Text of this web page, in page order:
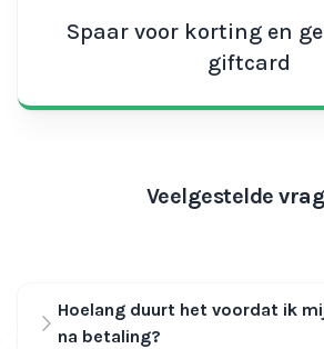
Spaar voor korting en
giftcard
Veelgestelde
Hoelang duurt het voordat ik
na betaling?